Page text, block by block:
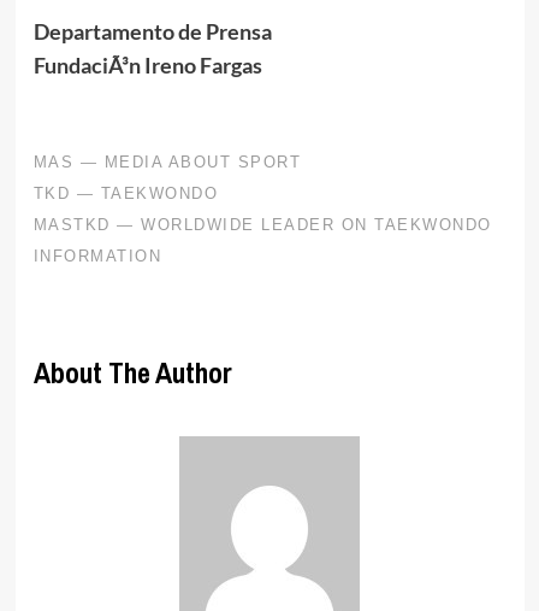
Departamento de Prensa
FundaciÃ³n Ireno Fargas
About The Author